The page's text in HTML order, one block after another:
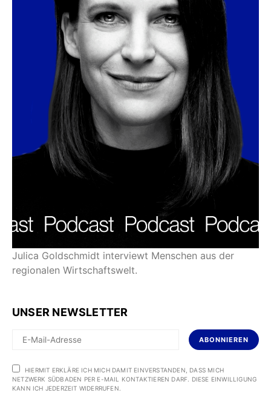
Julica Goldschmidt interviewt Menschen aus der
regionalen Wirtschaftswelt.
UNSER NEWSLETTER
ABONNIEREN
HIERMIT ERKLÄRE ICH MICH DAMIT EINVERSTANDEN, DASS MICH
NETZWERK SÜDBADEN PER E-MAIL KONTAKTIEREN DARF. DIESE EINWILLIGUNG
KANN ICH JEDERZEIT WIDERRUFEN.